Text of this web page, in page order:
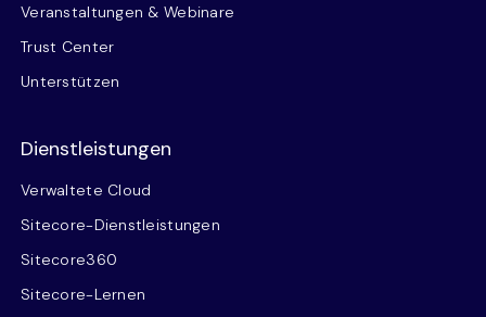
Veranstaltungen & Webinare
Trust Center
Unterstützen
Dienstleistungen
Verwaltete Cloud
Sitecore-Dienstleistungen
Sitecore360
Sitecore-Lernen